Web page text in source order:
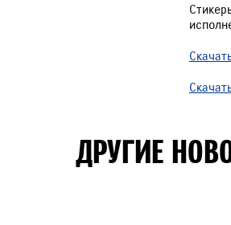
ДРУГИЕ